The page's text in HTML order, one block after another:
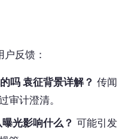
反馈：
吗 袁征背景详解？ 传闻
审计澄清。
光影响什么？ 可能引发